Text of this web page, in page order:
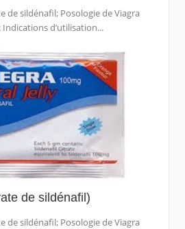
de sildénafil; Posologie de Viagra
Indications d’utilisation...
de sildénafil)
de sildénafil; Posologie de Viagra